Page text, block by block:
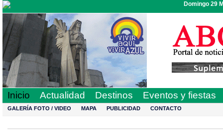
Domingo 29
Inicio Actualidad Destinos Eventos y fiestas
GALERÍA FOTO / VIDEO MAPA PUBLICIDAD CONTACTO